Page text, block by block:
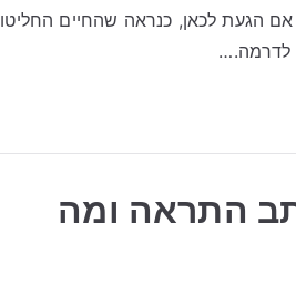
אם הגעת לכאן, כנראה שהחיים החליטו
לדרמה.…
התראה ומה